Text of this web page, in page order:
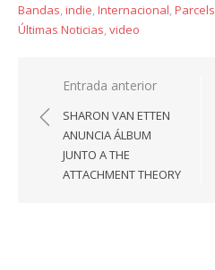
Bandas,indie,Internacional,Parcels
Últimas Noticias,video
Navegación
de
entradas
Entrada anterior
SHARON VAN ETTEN
ANUNCIA ÁLBUM
JUNTO A THE
ATTACHMENT THEORY